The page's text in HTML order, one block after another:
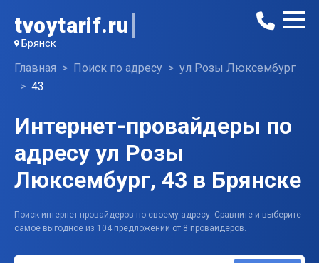
tvoytarif.ru
Брянск
Главная Поиск по адресу
ул Розы Люксембург
43
Интернет-провайдеры по
адресу ул Розы
Люксембург, 43 в Брянске
Поиск интернет-провайдеров по своему адресу. Сравните и выберите
самое выгодное из 104 предложений от 8 провайдеров.